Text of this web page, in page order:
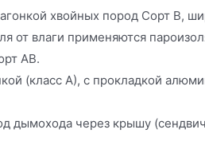
хвойных пород Сорт В,
от влаги применяются
АВ.
(класс А), с прокладкой
дымохода через крышу